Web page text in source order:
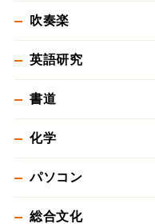
吹奏楽
英語研究
書道
化学
パソコン
総合文化